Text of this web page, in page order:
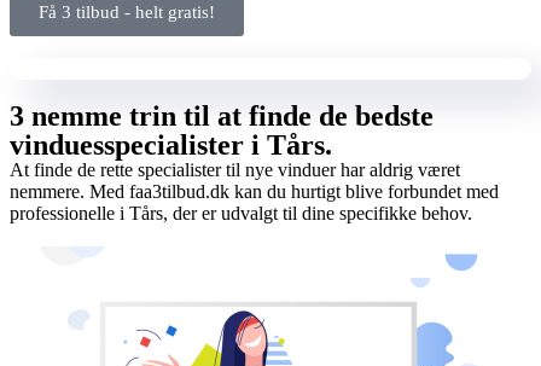
Få 3 tilbud - helt gratis!
3 nemme trin til at finde de bedste
vinduesspecialister i Tårs.
At finde de rette specialister til nye vinduer har aldrig været
nemmere. Med faa3tilbud.dk kan du hurtigt blive forbundet med
professionelle i Tårs, der er udvalgt til dine specifikke behov.